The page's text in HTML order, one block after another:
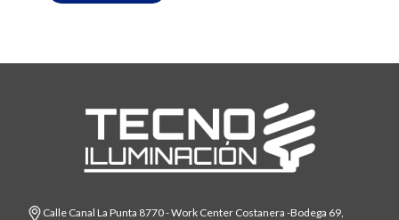
Calle Canal La Punta 8770 - Work Center Costanera -Bodega 69,